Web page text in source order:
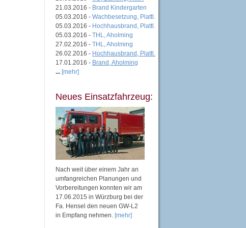
21.03.2016 - Brand Kindergarten
05.03.2016 - Wachbesetzung, Plattl.
05.03.2016 - Hochhausbrand, Plattl.
05.03.2016 - THL, Aholming
27.02.2016 - THL, Aholming
26.02.2016 - Hochhausbrand, Plattl.
17.01.2016 - Brand, Aholming
... [mehr]
Neues Einsatzfahrzeug:
Nach weit über einem Jahr an
umfangreichen Planungen und
Vorbereitungen konnten wir am
17.06.2015 in Würzburg bei der
Fa. Hensel den neuen GW-L2
in Empfang nehmen. [mehr]